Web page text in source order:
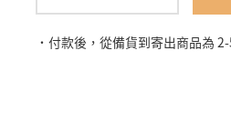
˙付款後，從備貨到寄出商品為